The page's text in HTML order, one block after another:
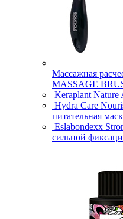
Массажная
MASSAGE
Keraplant
Hydra Care
питательная
Eslabondexx
сильной